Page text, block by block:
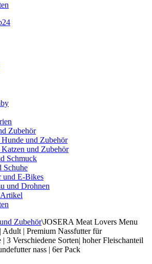
Zubehör
und Zubehör
und Zubehör
Schmuck
Schuhe
und E-Bikes
und Drohnen
Zubehör\JOSERA Meat Lovers Menu
| Premium Nassfutter für
3 Verschiedene Sorten| hoher Fleischanteil
nass | 6er Pack